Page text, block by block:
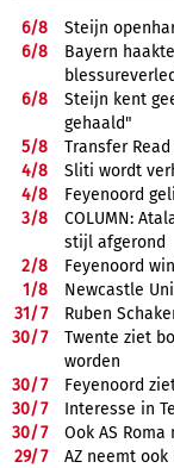
6/8
Steijn
6/8
Bayern
6/8
Steijn kent
gehaald"
5/8
Transfer
4/8
Sliti wordt
4/8
Feyenoord
3/8
COLUMN:
stijl afgerond
2/8
Feyenoord
1/8
Newcastle
31/7
Ruben
30/7
Twente ziet
worden
30/7
Feyenoord
30/7
Interesse in
30/7
Ook AS
29/7
AZ neemt